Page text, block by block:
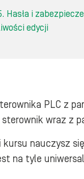
Hasła i
edycji
PLC z
wraz z
nauczysz
na tyle